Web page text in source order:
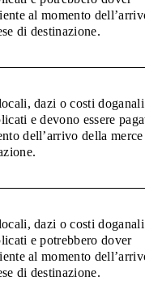
al momento
di destinazione.
dazi o costi doganali
e devono essere
dell’arrivo della merce
dazi o costi doganali
e potrebbero dover
al momento
di destinazione.